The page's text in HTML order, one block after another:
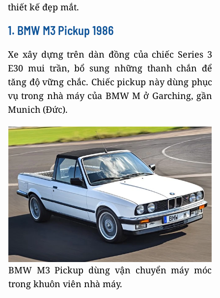
thiết kế đẹp mắt.
1. BMW M3 Pickup 1986
Xe xây dựng trên dàn đồng của chiếc Series 3
E30 mui trần, bổ sung những thanh chắn để
tăng độ vững chắc. Chiếc pickup này dùng phục
vụ trong nhà máy của BMW M ở Garching, gần
Munich (Đức).
BMW M3 Pickup dùng vận chuyển máy móc
trong khuôn viên nhà máy.